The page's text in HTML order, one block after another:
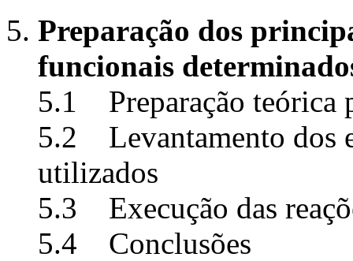
Preparação dos
funcionais
5.1 Preparação teórica
5.2 Levantamento dos
utilizados
5.3 Execução das
5.4 Conclusões